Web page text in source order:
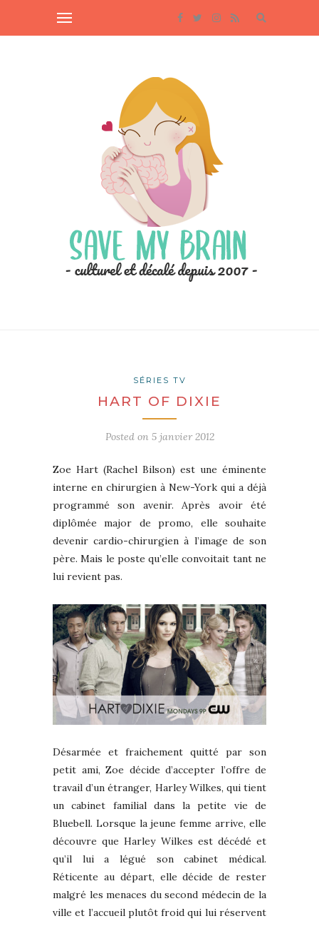
SÉRIES TV
HART OF DIXIE
Posted on 5 janvier 2012
Zoe Hart (Rachel Bilson) est une éminente
interne en chirurgien à New-York qui a déjà
programmé son avenir. Après avoir été
diplômée major de promo, elle souhaite
devenir cardio-chirurgien à l’image de son
père. Mais le poste qu’elle convoitait tant ne
lui revient pas.
Désarmée et fraichement quitté par son
petit ami, Zoe décide d’accepter l’offre de
travail d’un étranger, Harley Wilkes, qui tient
un cabinet familial dans la petite vie de
Bluebell. Lorsque la jeune femme arrive, elle
découvre que Harley Wilkes est décédé et
qu’il lui a légué son cabinet médical.
Réticente au départ, elle décide de rester
malgré les menaces du second médecin de la
ville et l’accueil plutôt froid qui lui réservent